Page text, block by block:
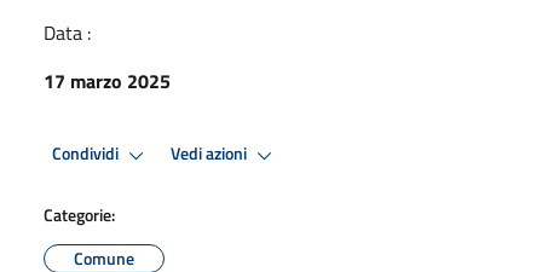
Data :
17 marzo 2025
Condividi Vedi azioni
Categorie:
Comune